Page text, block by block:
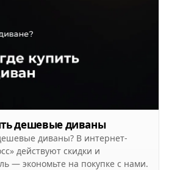
дешевые диваны
диваны? В интернет-
действуют скидки и
— экономьте на покупке с нами.